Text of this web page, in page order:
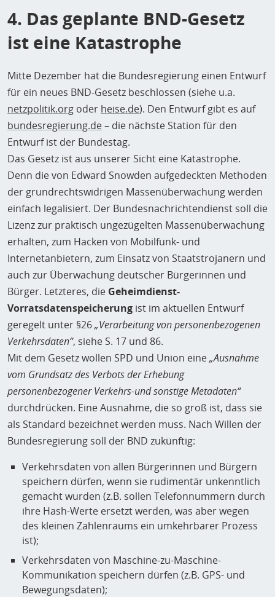
4. Das geplante BND-Gesetz
ist eine Katastrophe
Mitte Dezember hat die Bundesregierung einen Entwurf
für ein neues BND-Gesetz beschlossen (siehe u.a.
netzpolitik.org oder heise.de). Den Entwurf gibt es auf
bundesregierung.de– die nächste Station für den
Entwurf ist der Bundestag.
Das Gesetz ist aus unserer Sicht eine Katastrophe.
Denn die von Edward Snowden aufgedeckten Methoden
der grundrechtswidrigen Massenüberwachung werden
einfach legalisiert. Der Bundesnachrichtendienst soll die
Lizenz zur praktisch ungezügelten Massenüberwachung
erhalten, zum Hacken von Mobilfunk- und
Internetanbietern, zum Einsatz von Staatstrojanern und
auch zur Überwachung deutscher Bürgerinnen und
Bürger. Letzteres, die Geheimdienst-
Vorratsdatenspeicherung ist im aktuellen Entwurf
geregelt unter §26„Verarbeitung von personenbezogenen
Verkehrsdaten“, siehe S. 17 und 86.
Mit dem Gesetz wollen SPD und Union eine„Ausnahme
vom Grundsatz des Verbots der Erhebung
personenbezogener Verkehrs-und sonstige Metadaten“
durchdrücken. Eine Ausnahme, die so groß ist, dass sie
als Standard bezeichnet werden muss. Nach Willen der
Bundesregierung soll der BND zukünftig:
Verkehrsdaten von allen Bürgerinnen und Bürgern
speichern dürfen, wenn sie rudimentär unkenntlich
gemacht wurden (z.B. sollen Telefonnummern durch
ihre Hash-Werte ersetzt werden, was aber wegen
des kleinen Zahlenraums ein umkehrbarer Prozess
ist);
Verkehrsdaten von Maschine-zu-Maschine-
Kommunikation speichern dürfen (z.B. GPS- und
Bewegungsdaten);